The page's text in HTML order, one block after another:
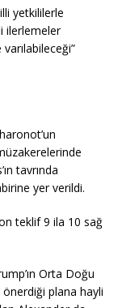
yetkililerle
ilerlemeler
tavrında
yer verildi.
teklif 9 ila 10 sağ
Orta Doğu
plana hayli